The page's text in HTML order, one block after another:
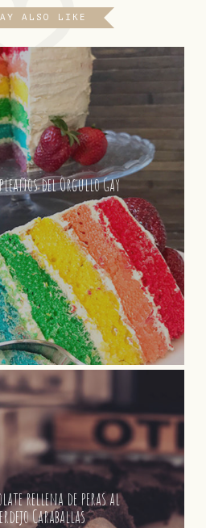
ALSO LIKE
del Orgullo Gay
rellena de peras al
Caraballas